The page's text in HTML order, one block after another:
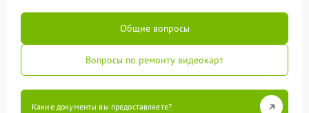
Общие вопросы
Вопросы по ремонту видеокарт
Какие документы вы предоставляете?